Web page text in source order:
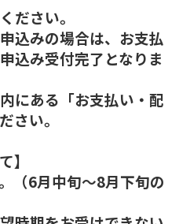
ださい。
込みの場合は、お支払
込み受付完了となりま
にある「お支払い・配
さい。
】
（6月中旬～8月下旬の